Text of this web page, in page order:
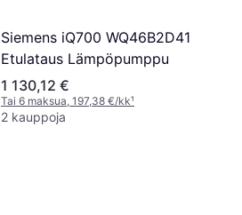
Siemens iQ700 WQ46B2D41
Etulataus Lämpöpumppu
1 130,12 €
Tai 6 maksua, 197,38 €/kk¹
2 kauppoja